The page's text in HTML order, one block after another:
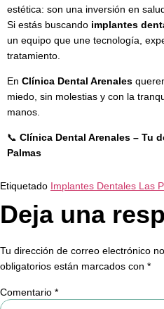
estética: son una inversión en
Si estás buscando implantes
un equipo que une tecnología,
tratamiento.
En Clínica Dental Arenales
miedo, sin molestias y con la
manos.
📞 Clínica Dental Arenales – Tu
Palmas
Etiquetado Implantes Dentales Las
Deja una
Tu dirección de correo electrónico
obligatorios están marcados con *
Comentario *